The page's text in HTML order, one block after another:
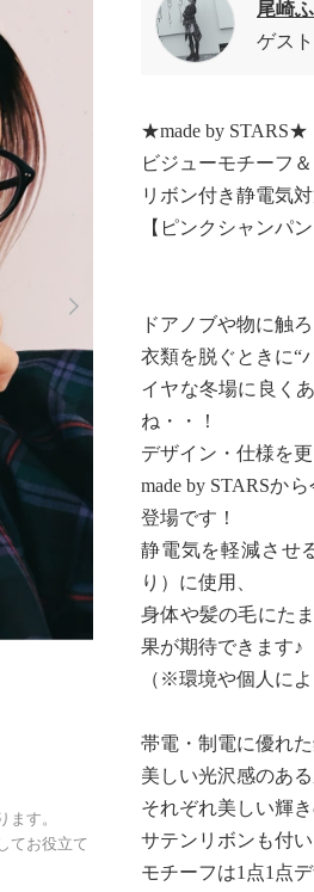
す。
てお役立て
尾崎
ゲスト
★made by STARS★
ビジューモチーフ＆
リボン付き静電気
【ピンクシャンパン
ドアノブや物に触
衣類を脱ぐときに“
イヤな冬場に良く
ね・・！
デザイン・仕様を
made by STARSか
登場です！
静電気を軽減させ
り）に使用、
身体や髪の毛にた
果が期待できます♪
（※環境や個人に
帯電・制電に優れ
美しい光沢感のあ
それぞれ美しい輝
サテンリボンも付
モチーフは1点1点